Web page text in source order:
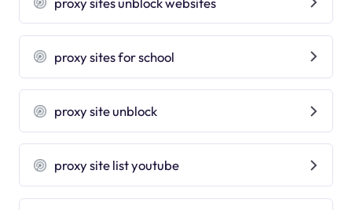
proxy sites for school
proxy site unblock
proxy site list youtube